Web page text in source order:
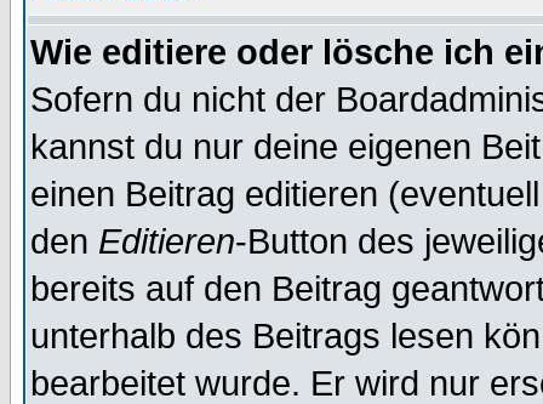
Wie editiere oder lösche ich
Sofern du nicht der
kannst du nur deine eigenen
einen Beitrag editieren
den Editieren-Button des
bereits auf den Beitrag
unterhalb des Beitrags lesen
bearbeitet wurde. Er wird nur